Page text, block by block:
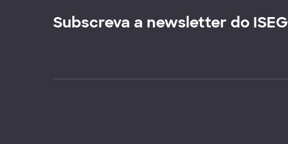
Subscreva a newsletter do ISEG